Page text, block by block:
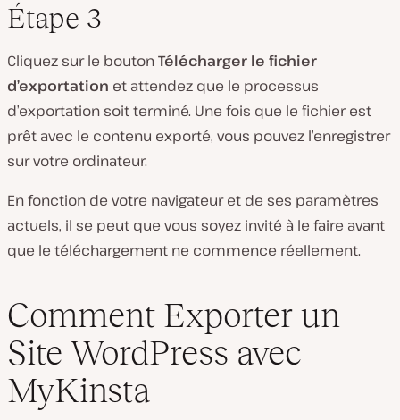
Étape 3
Cliquez sur le boutonTélécharger le fichier
d’exportation et attendez que le processus
d’exportation soit terminé. Une fois que le fichier est
prêt avec le contenu exporté, vous pouvez l’enregistrer
sur votre ordinateur.
En fonction de votre navigateur et de ses paramètres
actuels, il se peut que vous soyez invité à le faire avant
que le téléchargement ne commence réellement.
Comment Exporter un
Site WordPress avec
MyKinsta